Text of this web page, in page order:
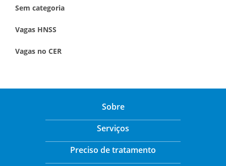
Sem categoria
Vagas HNSS
Vagas no CER
Sobre
Serviços
Preciso de tratamento